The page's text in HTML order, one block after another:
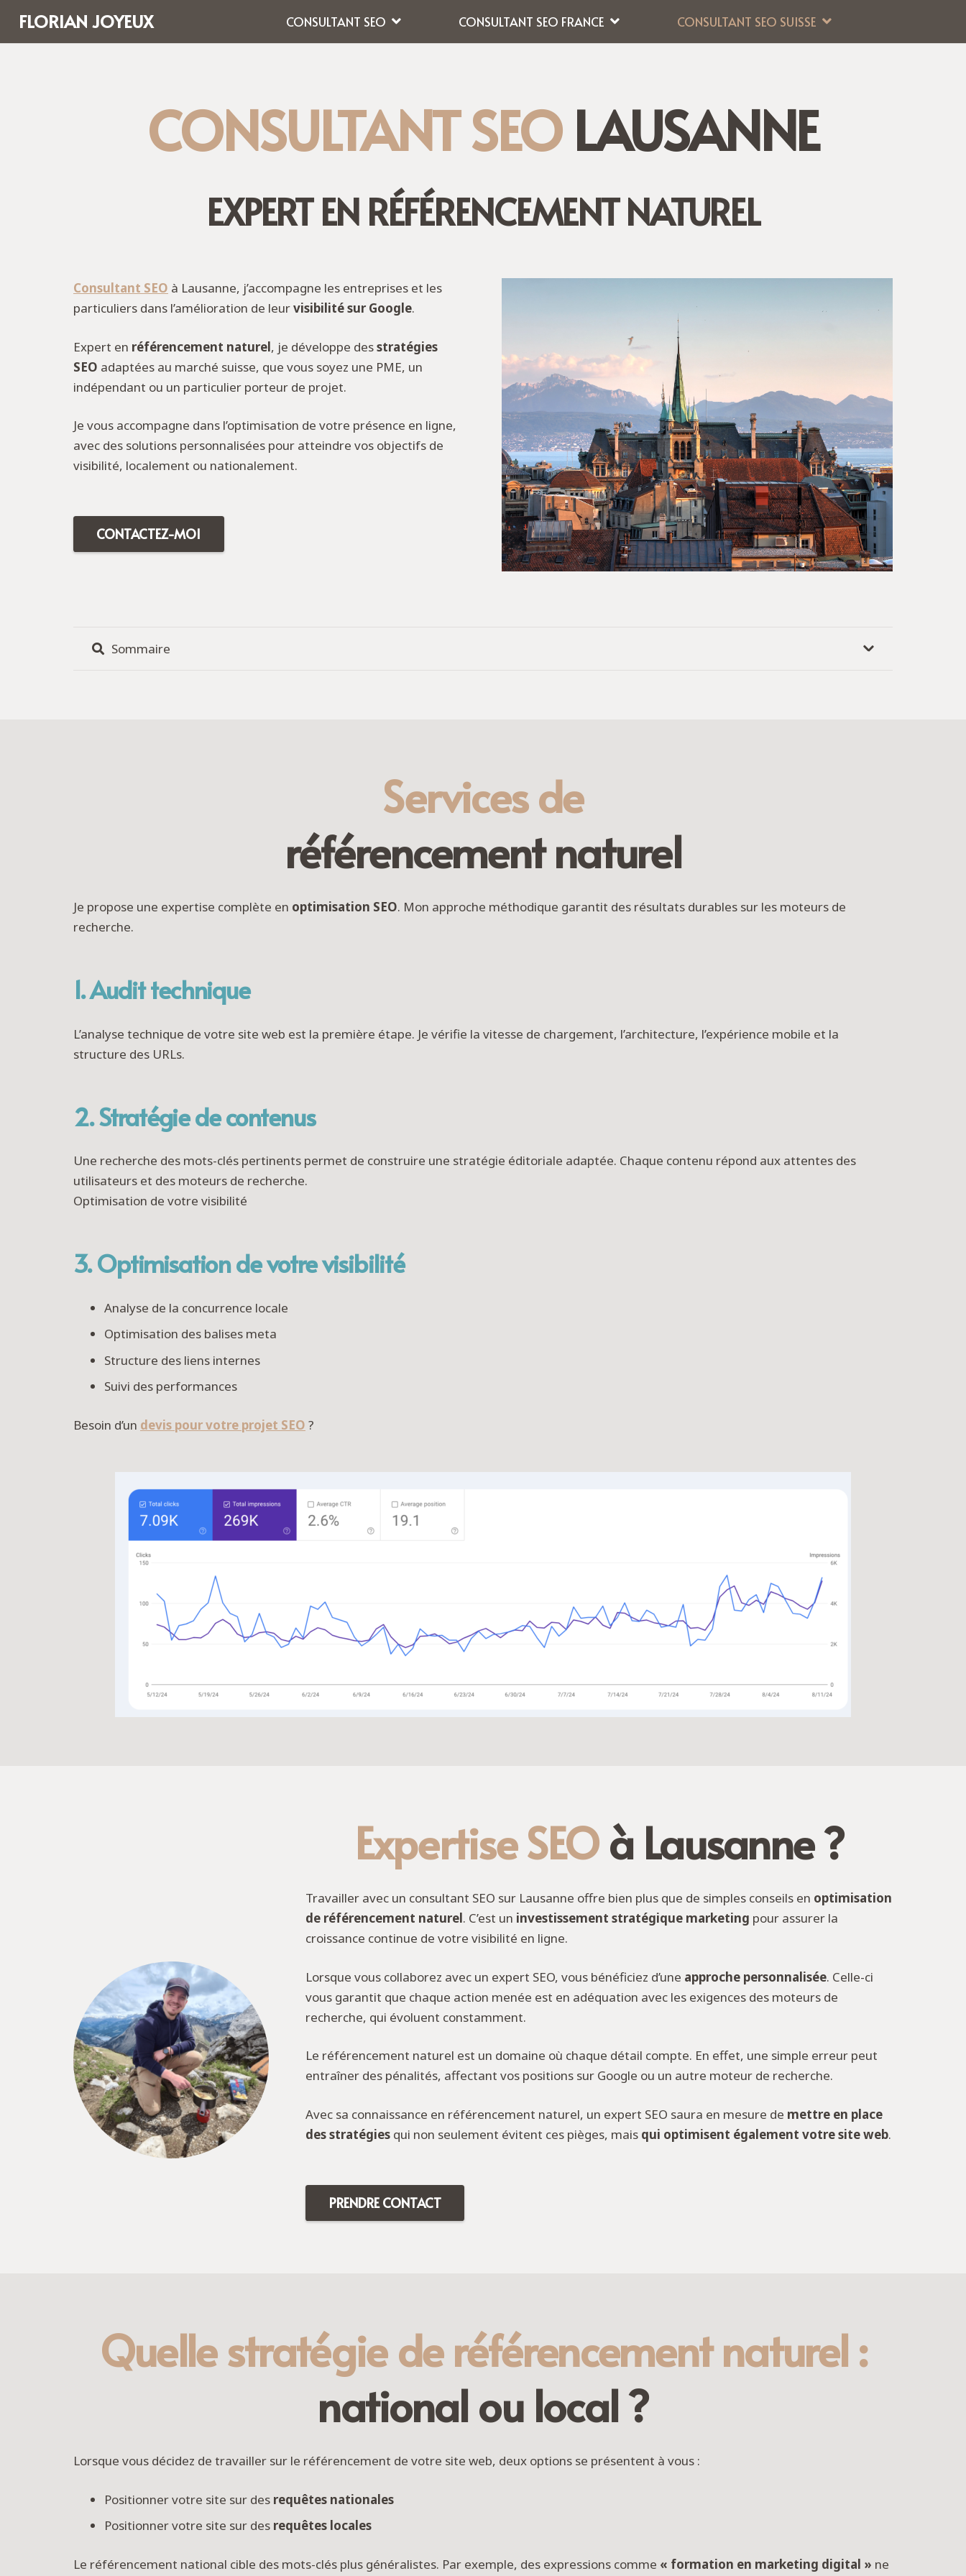
FLORIAN JOYEUX CONSULTANT SEO CONSULTANT SEO FRANCE CONSULTANT SEO SUISSE
CONSULTANT SEOLAUSANNE
EXPERT EN RÉFÉRENCEMENT NATUREL
Consultant SEO à Lausanne, j’accompagne les entreprises et les
particuliers dans l’amélioration de leurvisibilité sur Google.
Expert en référencement naturel, je développe desstratégies
SEO adaptées au marché suisse, que vous soyez une PME, un
indépendant ou un particulier porteur de projet.
Je vous accompagne dans l’optimisation de votre présence en ligne,
avec des solutions personnalisées pour atteindre vos objectifs de
visibilité, localement ou nationalement.
CONTACTEZ-MOI
Sommaire
Services de
référencement naturel
Je propose une expertise complète en optimisation SEO. Mon approche méthodique garantit des résultats durables sur les moteurs de
recherche.
1. Audit technique
L’analyse technique de votre site web est la première étape. Je vérifie la vitesse de chargement, l’architecture, l’expérience mobile et la
structure des URLs.
2. Stratégie de contenus
Une recherche des mots-clés pertinents permet de construire une stratégie éditoriale adaptée. Chaque contenu répond aux attentes des
utilisateurs et des moteurs de recherche.
Optimisation de votre visibilité
3. Optimisation de votre visibilité
Analyse de la concurrence locale
Optimisation des balises meta
Structure des liens internes
Suivi des performances
Besoin d’un devis pour votre projet SEO ?
Expertise SEOà Lausanne ?
Travailler avec un consultant SEO sur Lausanne offre bien plus que de simples conseils en optimisation
de référencement naturel. C’est un investissement stratégique marketing pour assurer la
croissance continue de votre visibilité en ligne.
Lorsque vous collaborez avec un expert SEO, vous bénéficiez d’une approche personnalisée. Celle-ci
vous garantit que chaque action menée est en adéquation avec les exigences des moteurs de
recherche, qui évoluent constamment.
Le référencement naturel est un domaine où chaque détail compte. En effet, une simple erreur peut
entraîner des pénalités, affectant vos positions sur Google ou un autre moteur de recherche.
Avec sa connaissance en référencement naturel, un expert SEO saura en mesure de mettre en place
des stratégies qui non seulement évitent ces pièges, mais qui optimisent également votre site web.
PRENDRE CONTACT
Quelle stratégie de référencement naturel :
national ou local ?
Lorsque vous décidez de travailler sur le référencement de votre site web, deux options se présentent à vous :
Positionner votre site sur des requêtes nationales
Positionner votre site sur des requêtes locales
Le référencement national cible des mots-clés plus généralistes. Par exemple, des expressions comme « formation en marketing digital » ne